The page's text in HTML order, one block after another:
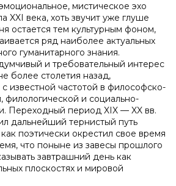
мистическое эхо
XXI века, хоть звучит уже глуше
остается тем культурным фоном,
ряд наиболее актуальных
гуманитарного знания.
и требовательный интерес
более столетия назад,
известной частотой в философско-
филологической и социально-
Переходный период XIX — XX вв.
дальнейший тернистый путь
поэтически окрестил свое время
что поныне из завесы прошлого
завтрашний день как
плоскостях и мировой